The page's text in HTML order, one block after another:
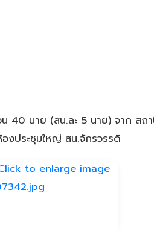
40 นาย (สน.ละ 5 นาย) จาก ส
งประชุมใหญ่ สน.จักรวรรดิ